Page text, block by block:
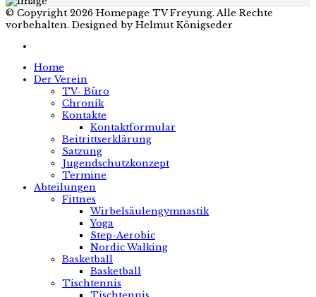
© Copyright 2026 Homepage TV Freyung. Alle Rechte
vorbehalten. Designed by Helmut Königseder
Home
Der Verein
TV- Büro
Chronik
Kontakte
Kontaktformular
Beitrittserklärung
Satzung
Jugendschutzkonzept
Termine
Abteilungen
Fittnes
Wirbelsäulengymnastik
Yoga
Step-Aerobic
Nordic Walking
Basketball
Basketball
Tischtennis